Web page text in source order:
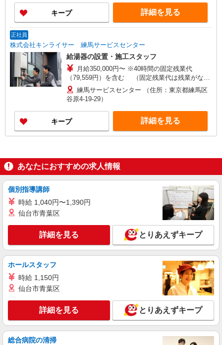
・30代支店長：481,400円（役職手当含む） ・36
歳 一般：320,900円
ません。
キープ 詳細を見る
正社員
株式会社キンライサー 練馬サービスセンター
給湯器の設置・施工スタッフ
月給350,000円〜 ※40時間の固定残業代
（79,559円）を含む （固定残業代は残業がない
場合も支給し、超過分は別途支給） ※残業時間に
関わらず、月給は固定で支給されます ※施工手当
30,000円を含む ※各種資格手当別途支給（第二種
電気工事士5,000円、液化石油ガス設備士12,000
円、給水装置工事主任技術者8,000円） 【年収
例】 ■入社3年目 年収521万円（内訳：月給40万
年間6万円、決算賞与42万円）
練馬サービスセンター （住所：東京都練馬区
谷原4-19-29）
キープ 詳細を見る
あなたにおすすめの求人情報
個別指導講師
時給 1,040円〜1,390円
仙台市青葉区
詳細を見る とりあえずキープ
ホールスタッフ
時給 1,150円
仙台市青葉区
詳細を見る とりあえずキープ
総合病院の清掃